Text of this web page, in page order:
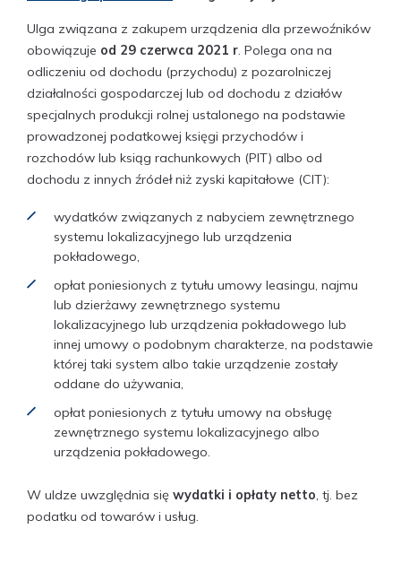
Ulga związana z zakupem urządzenia dla przewoźników
obowiązuje od 29 czerwca 2021 r. Polega ona na
odliczeniu od dochodu (przychodu) z pozarolniczej
działalności gospodarczej lub od dochodu z działów
specjalnych produkcji rolnej ustalonego na podstawie
prowadzonej podatkowej księgi przychodów i
rozchodów lub ksiąg rachunkowych (PIT) albo od
dochodu z innych źródeł niż zyski kapitałowe (CIT):
wydatków związanych z nabyciem zewnętrznego
systemu lokalizacyjnego lub urządzenia
pokładowego,
opłat poniesionych z tytułu umowy leasingu, najmu
lub dzierżawy zewnętrznego systemu
lokalizacyjnego lub urządzenia pokładowego lub
innej umowy o podobnym charakterze, na podstawie
której taki system albo takie urządzenie zostały
oddane do używania,
opłat poniesionych z tytułu umowy na obsługę
zewnętrznego systemu lokalizacyjnego albo
urządzenia pokładowego.
W uldze uwzględnia się wydatki i opłaty netto, tj. bez
podatku od towarów i usług.